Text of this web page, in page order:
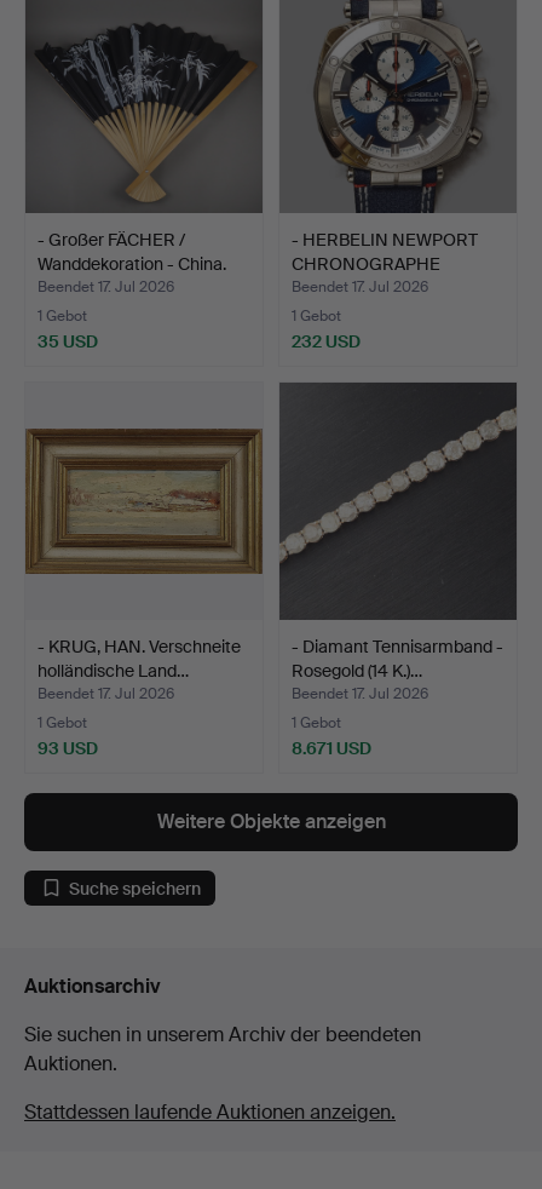
- Großer FÄCHER /
Wanddekoration - China.
Beendet 17. Jul 2026
1 Gebot
35 USD
- HERBELIN NEWPORT
CHRONOGRAPHE
HERRENARMB…
Beendet 17. Jul 2026
1 Gebot
232 USD
- KRUG, HAN. Verschneite
holländische Land…
Beendet 17. Jul 2026
1 Gebot
93 USD
- Diamant Tennisarmband -
Rosegold (14 K.)…
Beendet 17. Jul 2026
1 Gebot
8.671 USD
Weitere Objekte anzeigen
Suche speichern
Auktionsarchiv
Sie suchen in unserem Archiv der beendeten
Auktionen.
Stattdessen laufende Auktionen anzeigen.